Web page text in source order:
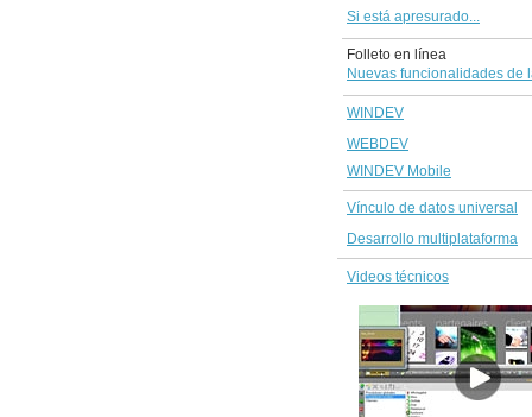
Si está apresurado...
Folleto en línea
Nuevas funcionalidades de
WINDEV
WEBDEV
WINDEV Mobile
Vínculo de datos universal
Desarrollo multiplataforma
Videos técnicos